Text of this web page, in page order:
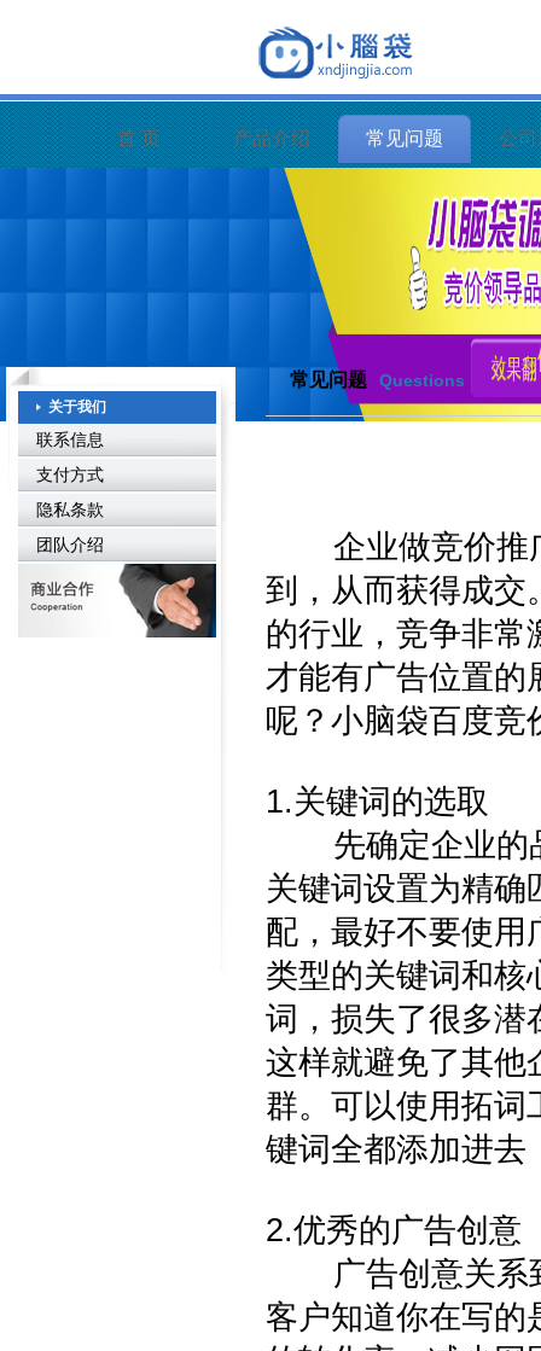
首 页 产品介绍 常见问题 公
关于我们
联系信息
支付方式
隐私条款
团队介绍
常见问题 Questions
企业做竞价推广
到，从而获得成交
的行业，竞争非常
才能有广告位置的
呢？小脑袋百度竞
1.关键词的选取
先确定企业的品
关键词设置为精确
配，最好不要使用
类型的关键词和核
词，损失了很多潜
这样就避免了其他
群。可以使用拓词
键词全都添加进去
2.优秀的广告创意
广告创意关系到
客户知道你在写的